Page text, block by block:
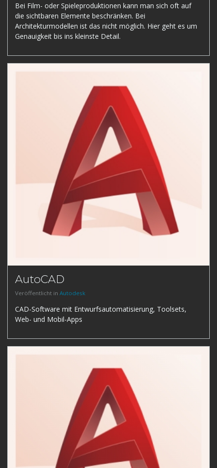
Bei Film- oder Spieleproduktionen kann man sich oft auf
die sichtbaren Elemente beschränken. Bei
Architekturmodellen ist das nicht möglich. Hier geht es um
Genauigkeit bis ins kleinste Detail.
AutoCAD
Veröffentlicht in Autodesk
CAD-Software mit Entwurfsautomatisierung, Toolsets,
Web- und Mobil-Apps